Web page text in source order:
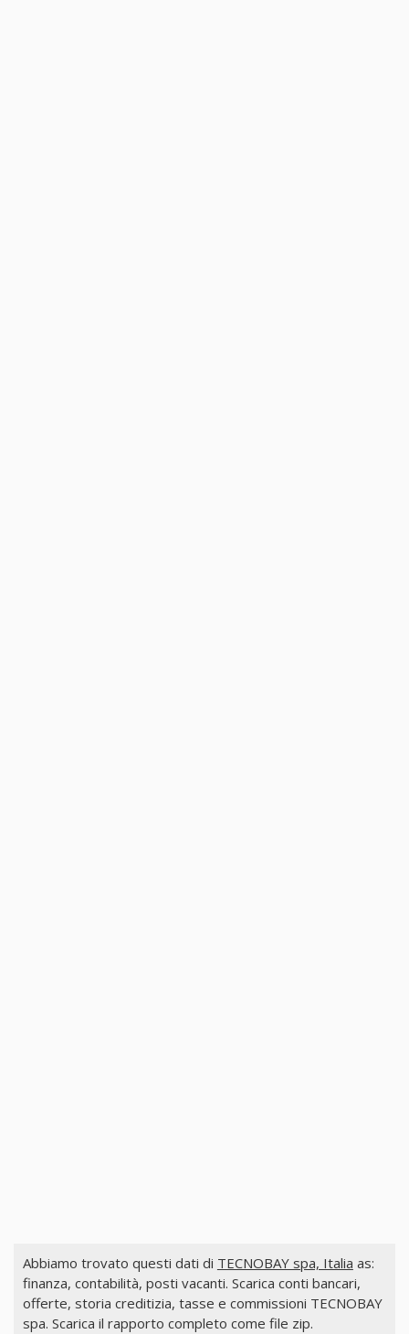
Abbiamo trovato questi dati di TECNOBAY spa, Italia as:
finanza, contabilità, posti vacanti. Scarica conti bancari,
offerte, storia creditizia, tasse e commissioni TECNOBAY
spa. Scarica il rapporto completo come file zip.